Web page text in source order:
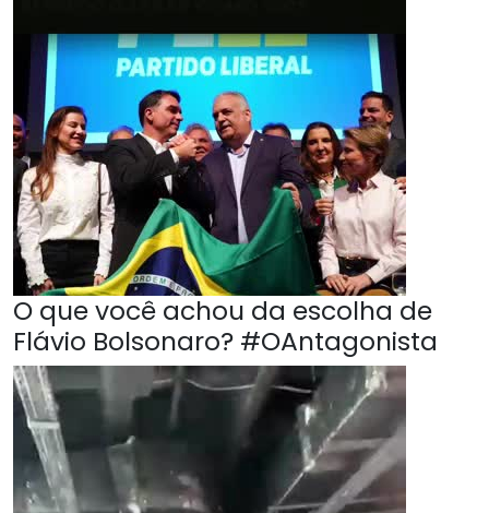
O que você achou da escolha de
Flávio Bolsonaro? #OAntagonista